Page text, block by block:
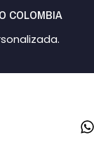
COLOMBIA